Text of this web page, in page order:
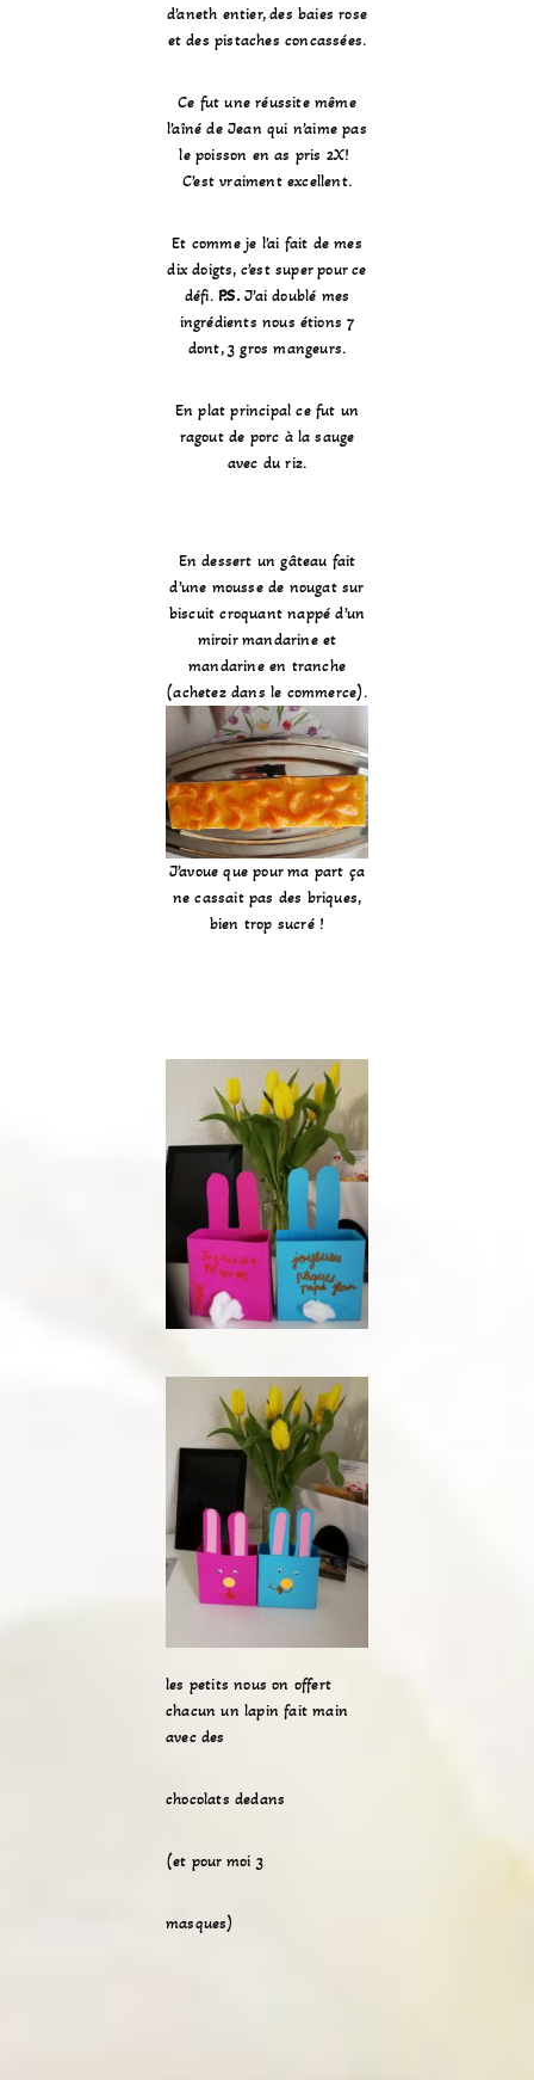
d’aneth entier, des baies rose
et des pistaches concassées.
Ce fut une réussite même
l’aîné de Jean qui n’aime pas
le poisson en as pris 2X!
C’est vraiment excellent.
Et comme je l’ai fait de mes
dix doigts, c’est super pour ce
défi.P.S.J’ai doublé mes
ingrédients nous étions 7
dont, 3 gros mangeurs.
En plat principal ce fut un
ragout de porc à la sauge
avec du riz.
En dessert un gâteau fait
d’une mousse de nougat sur
biscuit croquant nappé d’un
miroir mandarine et
mandarine en tranche
(achetez dans le commerce).
J’avoue que pour ma part ça
ne cassait pas des briques,
bien trop sucré !
les petits nous on offert
chacun un lapin fait main
avec des
chocolats dedans
(et pour moi 3
masques)